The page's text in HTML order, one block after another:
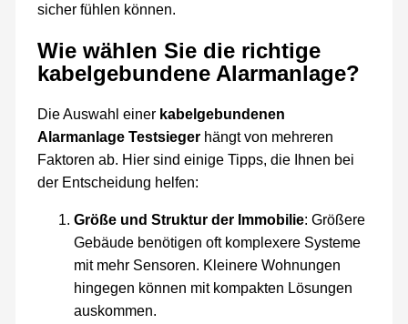
sicher fühlen können.
Wie wählen Sie die richtige
kabelgebundene Alarmanlage?
Die Auswahl einer kabelgebundenen
Alarmanlage Testsiegerhängt von mehreren
Faktoren ab. Hier sind einige Tipps, die Ihnen bei
der Entscheidung helfen:
Größe und Struktur der Immobilie: Größere
Gebäude benötigen oft komplexere Systeme
mit mehr Sensoren. Kleinere Wohnungen
hingegen können mit kompakten Lösungen
auskommen.